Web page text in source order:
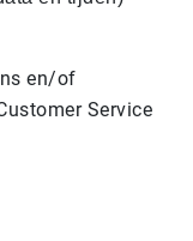
en/of
Service